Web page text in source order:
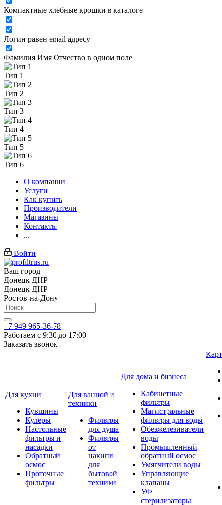
Компактные хлебные крошки в каталоге
Логин равен email адресу
Фамилия Имя Отчество в одном поле
Тип 1
Тип 2
Тип 3
Тип 4
Тип 5
Тип 6
О компании
Услуги
Как купить
Производители
Магазины
Контакты
...
Войти
Ваш город
Донецк ДНР
Донецк ДНР
Ростов-на-Дону
+7 949 965-36-78
Работаем с 9:30 до 17:00
Заказать звонок
Для кухни
Кувшины
Кулеры
Настольные
фильтры и
насадки
Обратный
осмос
Проточные
фильтры
Для ванной и
техники
Фильтры
для душа
Фильтры
от
накипи
для
бытовой
техники
Для дома и бизнеса
Кабинетные
фильтры
Магистральные
фильтры для воды
Обезжелезиватели
воды
Промышленный
обратный осмос
Умягчители воды
Управляющие
клапаны
УФ
стерилизаторы